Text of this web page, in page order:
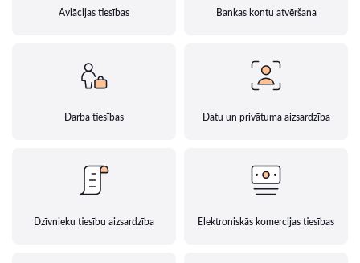
Aviācijas tiesības Bankas kontu atvēršana
Darba tiesības Datu un privātuma aizsardzība
Dzīvnieku tiesību aizsardzība Elektroniskās komercijas tiesības